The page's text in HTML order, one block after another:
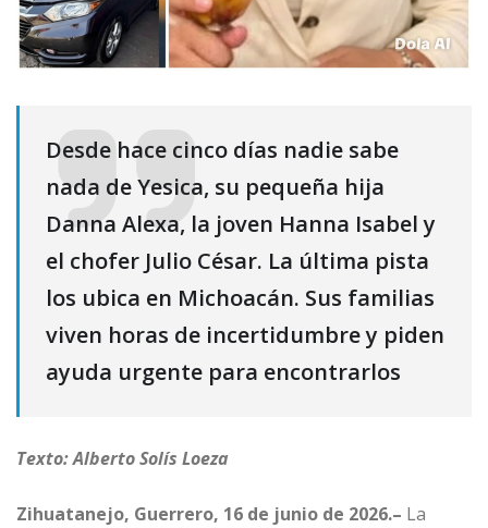
Desde hace cinco días nadie sabe
nada de Yesica, su pequeña hija
Danna Alexa, la joven Hanna Isabel y
el chofer Julio César. La última pista
los ubica en Michoacán. Sus familias
viven horas de incertidumbre y piden
ayuda urgente para encontrarlos
Texto: Alberto Solís Loeza
Zihuatanejo, Guerrero, 16 de junio de 2026.– La